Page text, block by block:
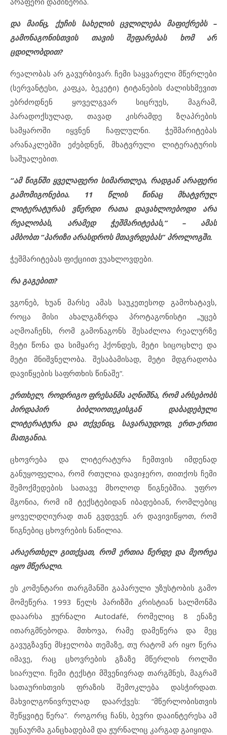
და მაინც, ქუჩის სახელის ცვლილება მაფიქრებს –
გამონაგონისთვის თავის შეფარებას ხომ არ
ცდილობდით?
რეალობას არ გავურბივარ. ჩემი საყვარელი მწერლები
(სერვანტესი, კაფკა, ბეკეტი) ტიტანების ძალისხმევით
ებრძოდნენ ყოველგვარ სიცრუეს, მაგრამ,
პარადოქსულად, თავად კისრამდე ზღაპრების
სამყაროში იყვნენ ჩაფლულნი. ჭეშმარიტებას
არანაკლებში ეძებდნენ, მხატვრული ლიტერატურის
საშუალებით.
“ამ წიგნში ყველაფერი სიმართლეა, რადგან არაფერი
გამომიგონებია. 11 წლის წინაც მხატვრულ
ლიტერატურას ვწერდი რათა დავახლოებოდი არა
რეალობას, არამედ ჭეშმარიტებას,” – ამას
ამბობთ “პარიზი არასდროს მთავრდებას” პროლოგში.
ჭეშმარიტებას ფიქციით ვუახლოვდები.
რა გაგებით?
ვგონებ, ხუან მარსე ამას საუკეთესოდ გამოხატავს,
როცა მისი ახალგაზრდა პროტაგონისტი „უცებ
აღმოაჩენს, რომ გამონაგონს შესაძლოა რეალურზე
მეტი წონა და სიმყარე ჰქონდეს, მეტი სიცოცხლე და
მეტი მნიშვნელობა. შესაბამისად, მეტი მდგრადობა
დავიწყების საფრთხის წინაშე“.
ერთხელ, როდრიგო ფრესანმა აღნიშნა, რომ არსებობს
პირდაპირ ბიბლიოთეკისგან დაბადებული
ლიტერატურა და თქვენიც, სავარაუდოდ, ერთ-ერთი
მათგანია.
ცხოვრება და ლიტერატურა ჩემთვის იმდენად
განუყოფელია, რომ რთულია დავიჯერო, თითქოს ჩემი
შემოქმედების სათავე მხოლოდ წიგნებშია. უფრო
მგონია, რომ იმ ტექსტებიდან იბადებიან, რომლებიც
ყოველდღიურად თან გვდევენ. არ დავივიწყოთ, რომ
წიგნებიც ცხოვრების ნაწილია.
არაერთხელ გითქვათ, რომ ერთია წერდე და მეორეა
იყო მწერალი.
ეს კომენტარი თარგმანში გაპარული უზუსტობის გამო
მომეწერა. 1993 წელს პარიზში კრისტიან სალმონმა
დააარსა ჟურნალი Autodafé, რომელიც 8 ენაზე
ითარგმნებოდა. მთხოვა, რამე დამეწერა და მეც
გავუგზავნე მსჯელობა თემაზე, თუ რატომ არ იყო წერა
იმავე, რაც ცხოვრების გზაზე მწერლის როლში
სიარული. ჩემი ტექსტი მშვენივრად თარგმნეს, მაგრამ
სათაურისთვის ფრაზის შემოკლება დასჭირდათ.
მახვილგონივრულად დაარქვეს: “მწერლობისთვის
შეწყვიტე წერა”. როგორც ჩანს, ბევრი დააინტერესა ამ
უცნაურმა განცხადებამ და ჟურნალიც კარგად გაიყიდა.